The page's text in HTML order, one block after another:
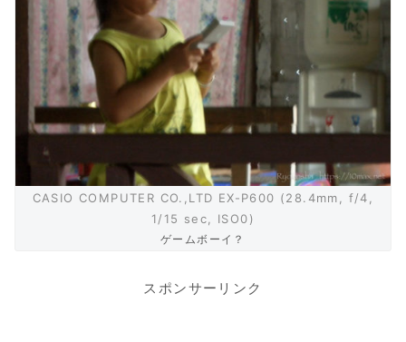
CASIO COMPUTER CO.,LTD EX-P600 (28.4mm, f/4,
1/15 sec, ISO0)
ゲームボーイ？
スポンサーリンク